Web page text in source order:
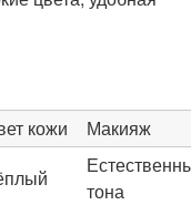
кожи
Макияж
тона